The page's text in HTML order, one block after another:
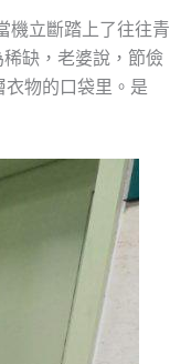
機立斷踏上了往往青
缺，老婆說，節儉
衣物的口袋里。是